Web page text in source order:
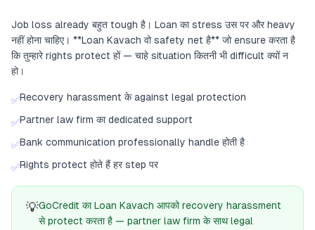
Job loss already बहुत tough है। Loan का stress उस पर और heavy
नहीं होना चाहिए। **Loan Kavach वो safety net है** जो ensure करता है
कि तुम्हारे rights protect हों — चाहे situation कितनी भी difficult क्यों न
हो।
✅Recovery harassment के against legal protection
✅Partner law firm का dedicated support
✅Bank communication professionally handle होती है
✅Rights protect होते हैं हर step पर
💡GoCredit का Loan Kavach आपको recovery harassment
से protect करता है — partner law firm के साथ legal